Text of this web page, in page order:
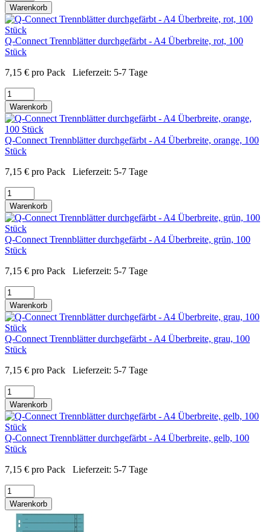
Warenkorb
Q-Connect Trennblätter durchgefärbt - A4 Überbreite, rot, 100
Stück
7,15 € pro Pack Lieferzeit: 5-7 Tage
Warenkorb
Q-Connect Trennblätter durchgefärbt - A4 Überbreite, orange, 100
Stück
7,15 € pro Pack Lieferzeit: 5-7 Tage
Warenkorb
Q-Connect Trennblätter durchgefärbt - A4 Überbreite, grün, 100
Stück
7,15 € pro Pack Lieferzeit: 5-7 Tage
Warenkorb
Q-Connect Trennblätter durchgefärbt - A4 Überbreite, grau, 100
Stück
7,15 € pro Pack Lieferzeit: 5-7 Tage
Warenkorb
Q-Connect Trennblätter durchgefärbt - A4 Überbreite, gelb, 100
Stück
7,15 € pro Pack Lieferzeit: 5-7 Tage
Warenkorb